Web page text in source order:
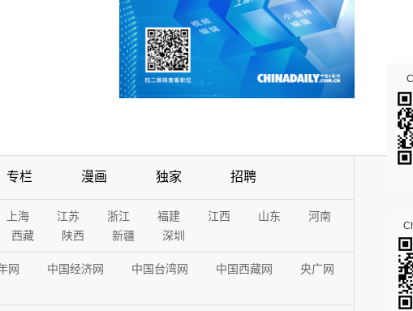
专栏 漫画 独家 招聘
上海 江苏 浙江 福建 江西 山东
河南
西藏 陕西 新疆 深圳
网 中国经济网 中国台湾网 中国西藏网
央广网